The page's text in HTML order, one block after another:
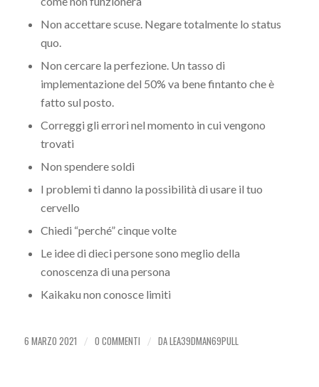
Non accettare scuse. Negare totalmente lo status
quo.
Non cercare la perfezione. Un tasso di
implementazione del 50% va bene fintanto che è
fatto sul posto.
Correggi gli errori nel momento in cui vengono
trovati
Non spendere soldi
I problemi ti danno la possibilità di usare il tuo
cervello
Chiedi “perché” cinque volte
Le idee di dieci persone sono meglio della
conoscenza di una persona
Kaikaku non conosce limiti
6 MARZO 2021 / 0 COMMENTI / DALEA39DMAN69PULL